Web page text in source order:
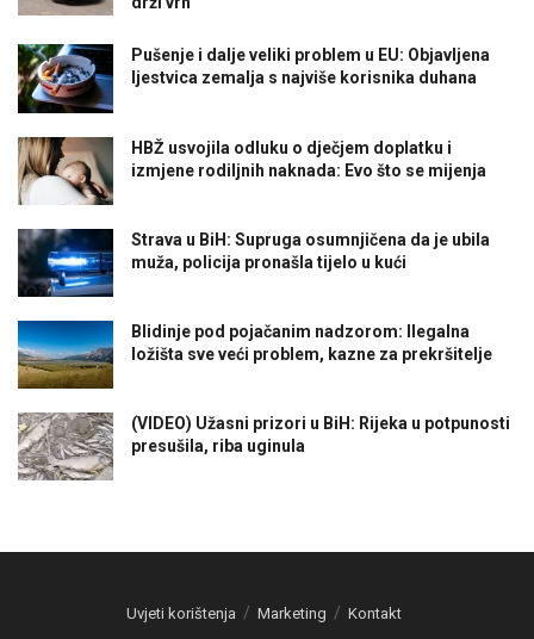
Pušenje i dalje veliki problem u EU: Objavljena
ljestvica zemalja s najviše korisnika duhana
HBŽ usvojila odluku o dječjem doplatku i
izmjene rodiljnih naknada: Evo što se mijenja
Strava u BiH: Supruga osumnjičena da je ubila
muža, policija pronašla tijelo u kući
Blidinje pod pojačanim nadzorom: Ilegalna
ložišta sve veći problem, kazne za prekršitelje
(VIDEO) Užasni prizori u BiH: Rijeka u potpunosti
presušila, riba uginula
Uvjeti korištenja Marketing Kontakt